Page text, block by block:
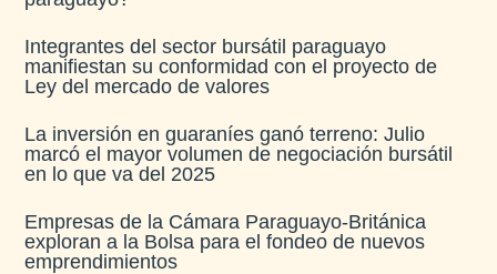
Integrantes del sector bursátil paraguayo
manifiestan su conformidad con el proyecto de
Ley del mercado de valores
La inversión en guaraníes ganó terreno: Julio
marcó el mayor volumen de negociación bursátil
en lo que va del 2025
Empresas de la Cámara Paraguayo-Británica
exploran a la Bolsa para el fondeo de nuevos
emprendimientos